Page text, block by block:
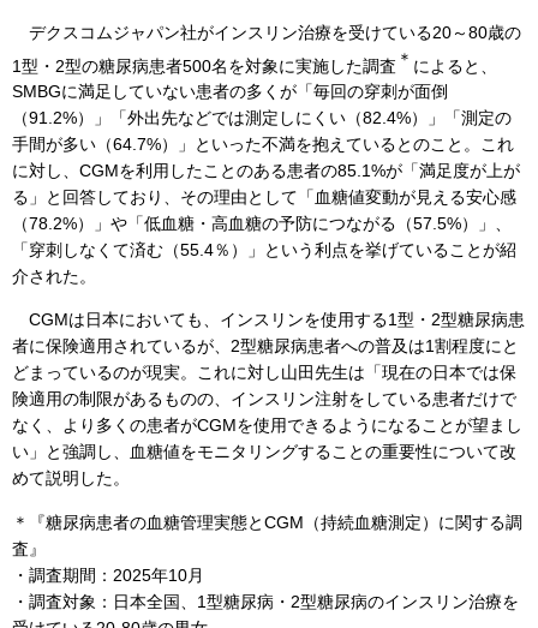
デクスコムジャパン社がインスリン治療を受けている20～80歳の
1型・2型の糖尿病患者500名を対象に実施した調査 ＊ によると、
SMBGに満足していない患者の多くが「毎回の穿刺が面倒
（91.2%）」「外出先などでは測定しにくい（82.4%）」「測定の
手間が多い（64.7%）」といった不満を抱えているとのこと。これ
に対し、CGMを利用したことのある患者の85.1%が「満足度が上が
る」と回答しており、その理由として「血糖値変動が見える安心感
（78.2%）」や「低血糖・高血糖の予防につながる（57.5%）」、
「穿刺しなくて済む（55.4％）」という利点を挙げていることが紹
介された。
CGMは日本においても、インスリンを使用する1型・2型糖尿病患
者に保険適用されているが、2型糖尿病患者への普及は1割程度にと
どまっているのが現実。これに対し山田先生は「現在の日本では保
険適用の制限があるものの、インスリン注射をしている患者だけで
なく、より多くの患者がCGMを使用できるようになることが望まし
い」と強調し、血糖値をモニタリングすることの重要性について改
めて説明した。
＊『糖尿病患者の血糖管理実態とCGM（持続血糖測定）に関する調
査』
・調査期間：2025年10月
・調査対象：日本全国、1型糖尿病・2型糖尿病のインスリン治療を